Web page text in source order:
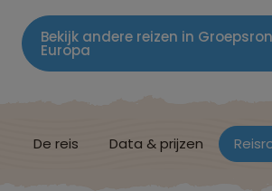
Bekijk andere reizen in
Europa
De reis Data & prijzen